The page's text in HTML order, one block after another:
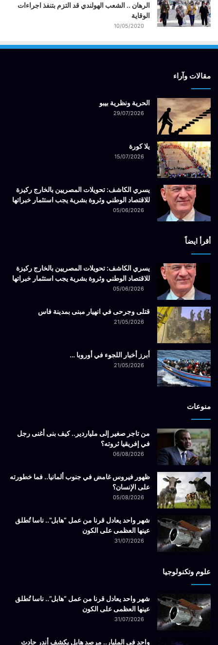
الرهان .. الشعب الهولندي قد التزم بتنفذ اجراءات
الوقاية
10/05/2020
مقالات وآراء
الحرية ونظرية بيبو
29/07/2026
يلا كورة
15/07/2026
يسري الكاشف: تحويلات المصريين بالخارج ركيزة
للاقتصاد الوطني وثروة بشرية يجب استثمار خبراتها
05/06/2026
أقرأ ايضاً
يسري الكاشف: تحويلات المصريين بالخارج ركيزة
للاقتصاد الوطني وثروة بشرية يجب استثمار خبراتها
05/06/2026
قتلى وجرحى في انهيار مبنى بمدينة فاس
21/05/2026
أبرز أخبار اللجوء في أوروبا …
21/05/2026
منوعات
من تاجر صغير إلى ملياردير.. كيف بنى أغنى رجل
في إفريقيا ثروته؟
06/08/2026
ظهور فيروس غامض في جنوب ألمانيا.. فما خطورته
على الإنسان؟
05/08/2026
شهر واحد يعادل قرنا من عمل “هابل”.. ناسا تُطلق
عينها العظمى على الكون
31/07/2026
علوم وتكنولوجيا
شهر واحد يعادل قرنا من عمل “هابل”.. ناسا تُطلق
عينها العظمى على الكون
31/07/2026
واحد في المليار.. مرصد هابل يكشف أندر حادث